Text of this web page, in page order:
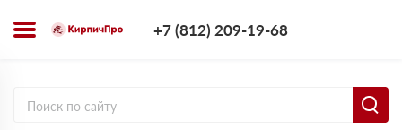
+7 (812) 209-19-68